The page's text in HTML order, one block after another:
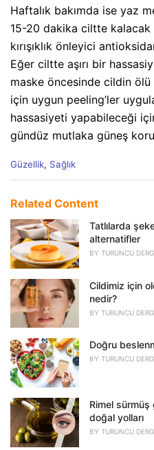
Haftalık bakımda ise yaz
15-20 dakika ciltte
kırışıklık önleyici
Eğer ciltte aşırı bir
maske öncesinde cildin ölü
için uygun peeling’ler
hassasiyeti yapabileceği
gündüz mutlaka güneş
C
e
o
r
i
e
:
Güzellik, Sağlık
Related Content
Tatlılarda
alternatifler
BY TURUNCU
Cildimiz için
nedir?
BY TURUNCU
Doğru
BY TURUNCU
Rimel sürmüş
doğal yolları
BY TURUNCU